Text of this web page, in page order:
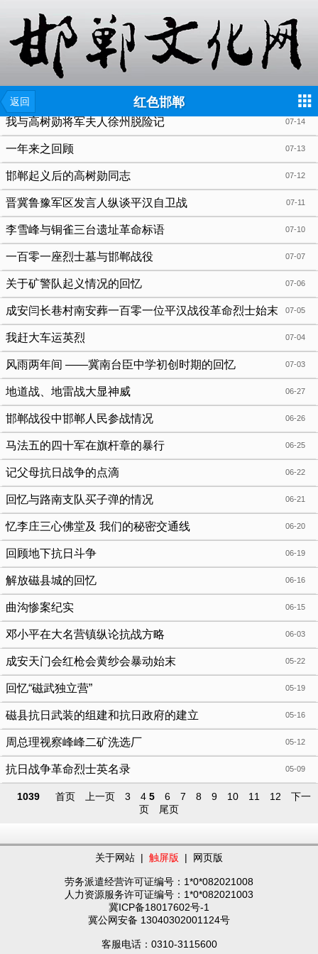
返回 红色邯郸
07-14
我与高树勋将军夫人徐州脱险记
07-13
一年来之回顾
07-12
邯郸起义后的高树勋同志
07-11
晋冀鲁豫军区发言人纵谈平汉自卫战
07-10
李雪峰与铜雀三台遗址革命标语
07-07
一百零一座烈士墓与邯郸战役
07-06
关于矿警队起义情况的回忆
07-05
成安闫长巷村南安葬一百零一位平汉战役革命烈士始末
07-04
我赶大车运英烈
07-03
风雨两年间 ——冀南台臣中学初创时期的回忆
06-27
地道战、地雷战大显神威
06-26
邯郸战役中邯郸人民参战情况
06-25
马法五的四十军在旗杆章的暴行
06-22
记父母抗日战争的点滴
06-21
回忆与路南支队买子弹的情况
06-20
忆李庄三心佛堂及 我们的秘密交通线
06-19
回顾地下抗日斗争
06-16
解放磁县城的回忆
06-15
曲沟惨案纪实
06-03
邓小平在大名营镇纵论抗战方略
05-22
成安天门会红枪会黄纱会暴动始末
05-19
回忆“磁武独立营”
05-16
磁县抗日武装的组建和抗日政府的建立
05-12
周总理视察峰峰二矿洗选厂
05-09
抗日战争革命烈士英名录
1039 首页 上一页 3 4 5 6 7 8 9 10 11 12
下一
页
尾页
关于网站 | 触屏版 | 网页版
劳务派遣经营许可证编号：1*0*082021008
人力资源服务许可证编号：1*0*082021003
冀ICP备18017602号-1
冀公网安备 13040302001124号
客服电话：0310-3115600